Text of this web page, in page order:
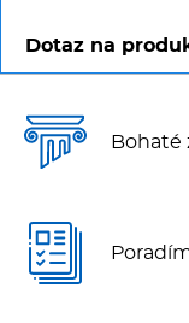
Dotaz na
Bohaté